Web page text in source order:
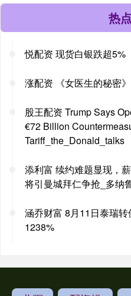
热
悦配资 现货白银跌超5%
涨配资 《女医生的秘密
股王配资 Trump Says
€72 Billion
Tariff_the_Donald_talks
添利富 续约难题显现，
将引曼城拜仁争抢_多纳
涵乔财富 8月11日泰瑞
1238%